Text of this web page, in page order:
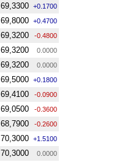
69,3300 +0.1700
69,8000 +0.4700
69,3200 -0.4800
69,3200 0.0000
69,3200 0.0000
69,5000 +0.1800
69,4100 -0.0900
69,0500 -0.3600
68,7900 -0.2600
70,3000 +1.5100
70,3000 0.0000